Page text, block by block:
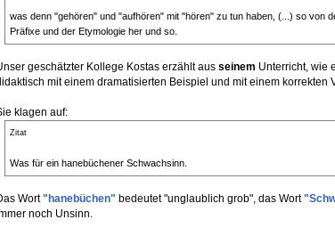
was denn "gehören" und "aufhören" mit "hören" zu tun haben, (...) so von
Präfixe und der Etymologie her und so.
geschätzter Kollege Kostas erzählt aus seinem Unterricht, wie
mit einem dramatisierten Beispiel und mit einem korrekten
klagen auf:
Zitat
Was für ein hanebüchener Schwachsinn.
Wort"hanebüchen" bedeutet "unglaublich grob", das Wort
noch Unsinn.